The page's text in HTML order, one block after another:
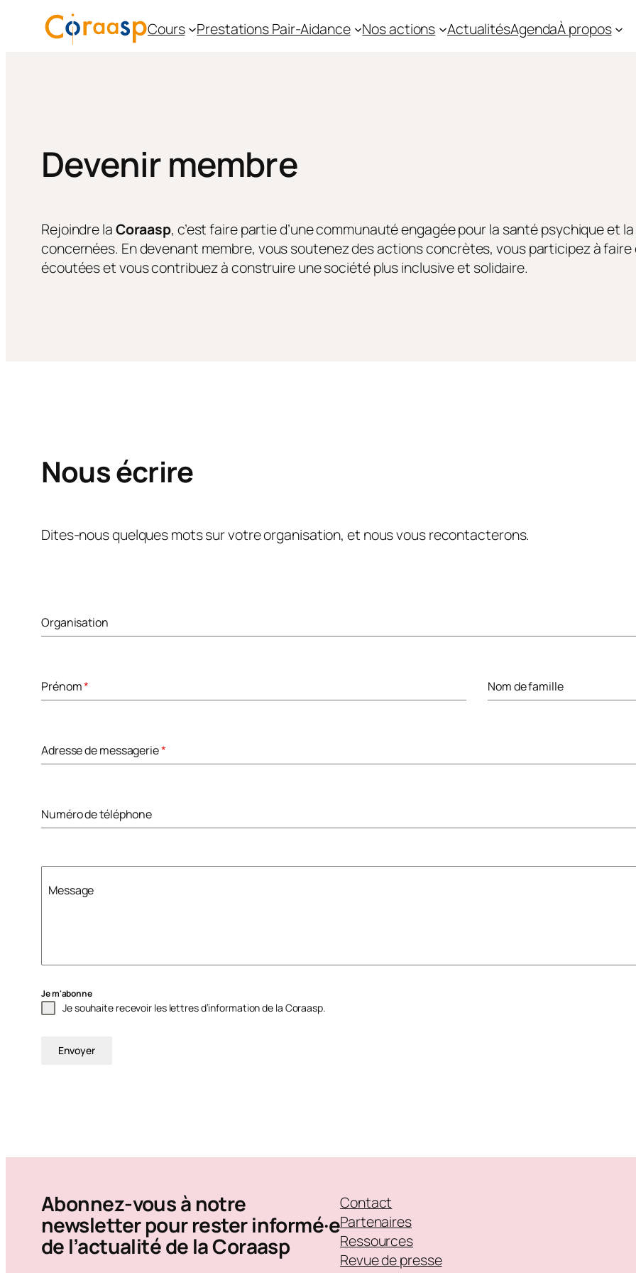
Cours Prestations Pair-Aidance Nos actions ActualitésAgendaÀ propos
Devenir membre
Rejoindre laCoraasp, c’est faire partie d’une communauté engagée pour la santé psychique et
concernées. En devenant membre, vous soutenez des actions concrètes, vous participez à
écoutées et vous contribuez à construire une société plus inclusive et solidaire.
Nous écrire
Dites-nous quelques mots sur votre organisation, et nous vous recontacterons.
Organisation
Prénom* Nom de famille
Adresse de messagerie*
Numéro de téléphone
Message
Je m'abonne
Je souhaite recevoir les lettres d’information de la Coraasp.
Envoyer
Abonnez-vous à notre
newsletter pour rester informé·e
de l’actualité de la Coraasp
Contact
Partenaires
Ressources
Revue de presse